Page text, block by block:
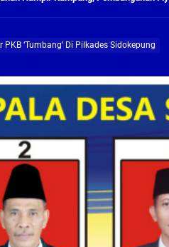
Bupati Sidoarjo Masif Jalankan
Hampir Rampung, Pembangunan
Komisi A cari solusi masalah
Delta Tirta Yang Profesional Dan
PKB ‘Tumbang’ Di Pilkades Sidokepung